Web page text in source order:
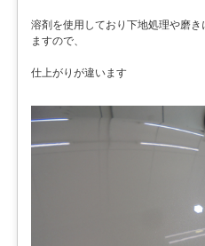
溶剤を使用しており下地処理や磨
ますので、
仕上がりが違います